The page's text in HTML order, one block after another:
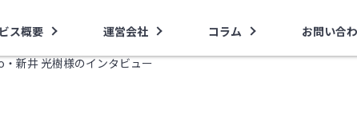
ス概要 運営会社 コラム お問い合
新井 光樹様のインタビュー